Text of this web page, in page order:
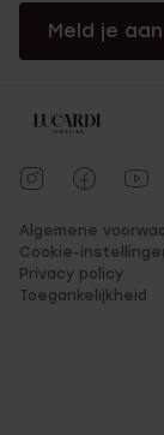
Meld je aan
Algemene
Cookie-
Privacy policy
Toegankelijkheid